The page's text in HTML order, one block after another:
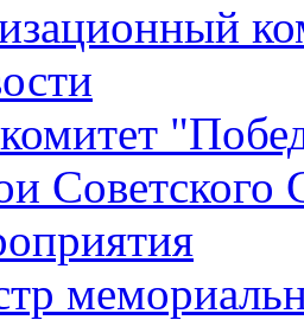
Советского